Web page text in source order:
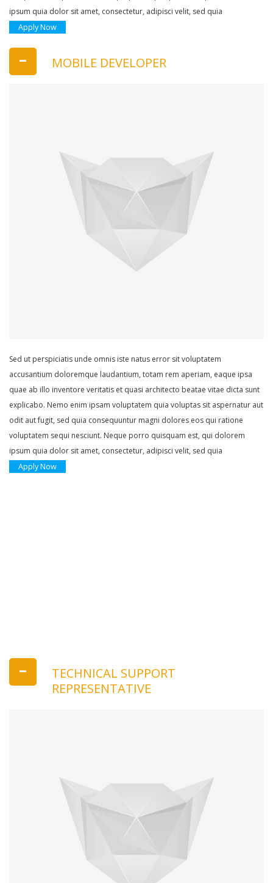
ipsum quia dolor sit amet, consectetur, adipisci velit, sed quia
Apply Now
MOBILE DEVELOPER
Sed ut perspiciatis unde omnis iste natus error sit voluptatem
accusantium doloremque laudantium, totam rem aperiam, eaque ipsa
quae ab illo inventore veritatis et quasi architecto beatae vitae dicta sunt
explicabo. Nemo enim ipsam voluptatem quia voluptas sit aspernatur aut
odit aut fugit, sed quia consequuntur magni dolores eos qui ratione
voluptatem sequi nesciunt. Neque porro quisquam est, qui dolorem
ipsum quia dolor sit amet, consectetur, adipisci velit, sed quia
Apply Now
TECHNICAL SUPPORT
REPRESENTATIVE